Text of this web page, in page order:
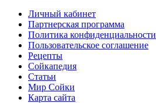
Личный кабинет
Партнерская программа
Политика конфиденциальности
Пользовательское соглашение
Рецепты
Сойкапедия
Статьи
Мир Сойки
Карта сайта